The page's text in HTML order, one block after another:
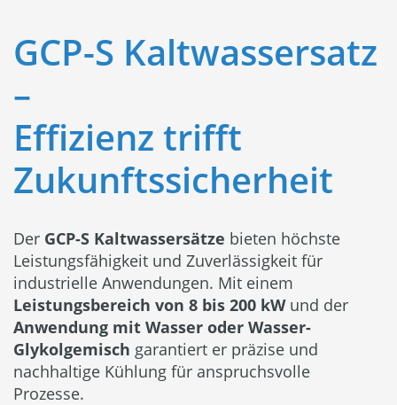
GCP-S Kaltwassersatz
–
Effizienz trifft
Zukunftssicherheit
Der GCP-S Kaltwassersätze bieten höchste
Leistungsfähigkeit und Zuverlässigkeit für
industrielle Anwendungen. Mit einem
Leistungsbereich von 8 bis 200 kWund der
Anwendung mit Wasser oder Wasser-
Glykolgemisch garantiert er präzise und
nachhaltige Kühlung für anspruchsvolle
Prozesse.